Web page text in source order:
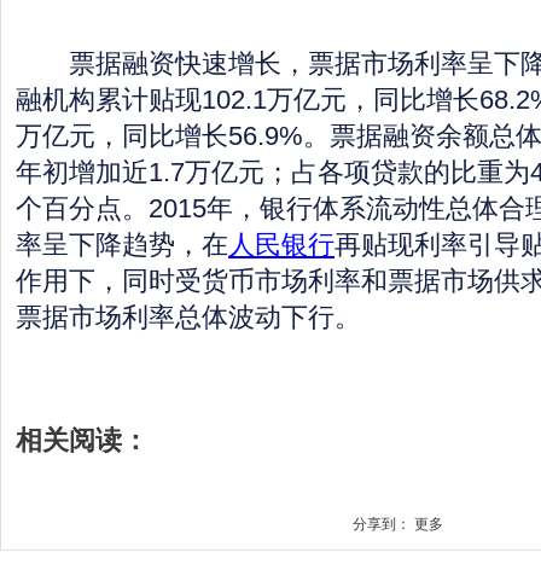
票据融资快速增长，票据市场利率呈下
融机构累计贴现102.1万亿元，同比增长
万亿元，同比增长56.9%。票据融资余额总
年初增加近1.7万亿元；占各项贷款的比重为
个百分点。2015年，银行体系流动性总体合
率呈下降趋势，在人民银行再贴现利率引导
作用下，同时受货币市场利率和票据市场供
票据市场利率总体波动下行。
相关阅读：
分享到： 更多